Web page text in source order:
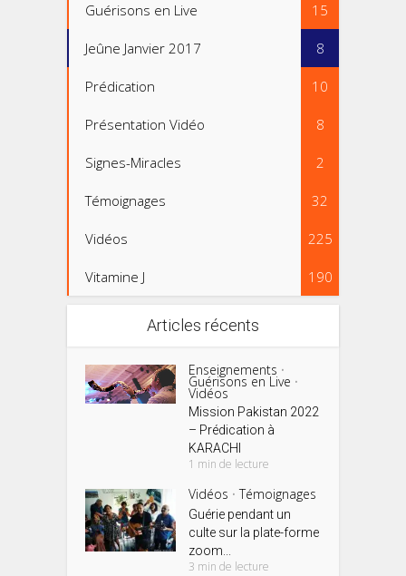
Guérisons en Live 15
Jeûne Janvier 2017 8
Prédication 10
Présentation Vidéo 8
Signes-Miracles 2
Témoignages 32
Vidéos 225
Vitamine J 190
Articles récents
Enseignements •
Guérisons en Live •
Vidéos
Mission Pakistan 2022
– Prédication à
KARACHI
1 min de lecture
Vidéos • Témoignages
Guérie pendant un
culte sur la plate-forme
zoom...
3 min de lecture